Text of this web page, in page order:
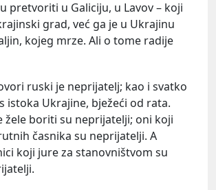
pretvoriti u Galiciju, u Lavov – koji
grad, već ga je u Ukrajinu
kojeg mrze. Ali o tome radije
ruski je neprijatelj; kao i svatko
istoka Ukrajine, bježeći od rata.
žele boriti su neprijatelji; oni koji
časnika su neprijatelji. A
koji jure za stanovništvom su